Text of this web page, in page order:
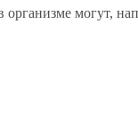
могут,